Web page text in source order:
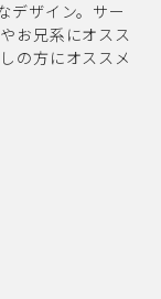
デザイン。サー
お兄系にオスス
の方にオススメ